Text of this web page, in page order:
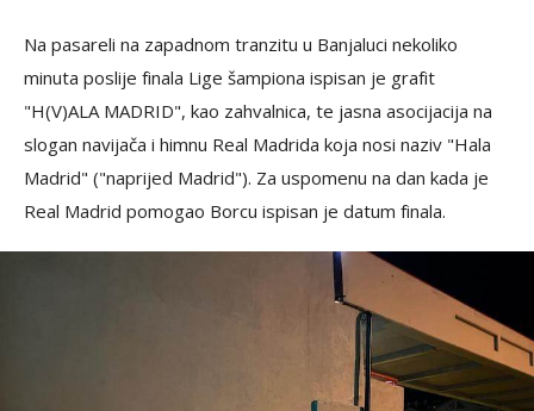
Na pasareli na zapadnom tranzitu u Banjaluci nekoliko
minuta poslije finala Lige šampiona ispisan je grafit
"H(V)ALA MADRID", kao zahvalnica, te jasna asocijacija na
slogan navijača i himnu Real Madrida koja nosi naziv "Hala
Madrid" ("naprijed Madrid"). Za uspomenu na dan kada je
Real Madrid pomogao Borcu ispisan je datum finala.